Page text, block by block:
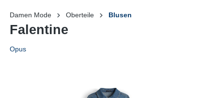
Damen Mode Oberteile Blusen
Falentine
Opus